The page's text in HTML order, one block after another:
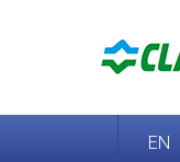
EN